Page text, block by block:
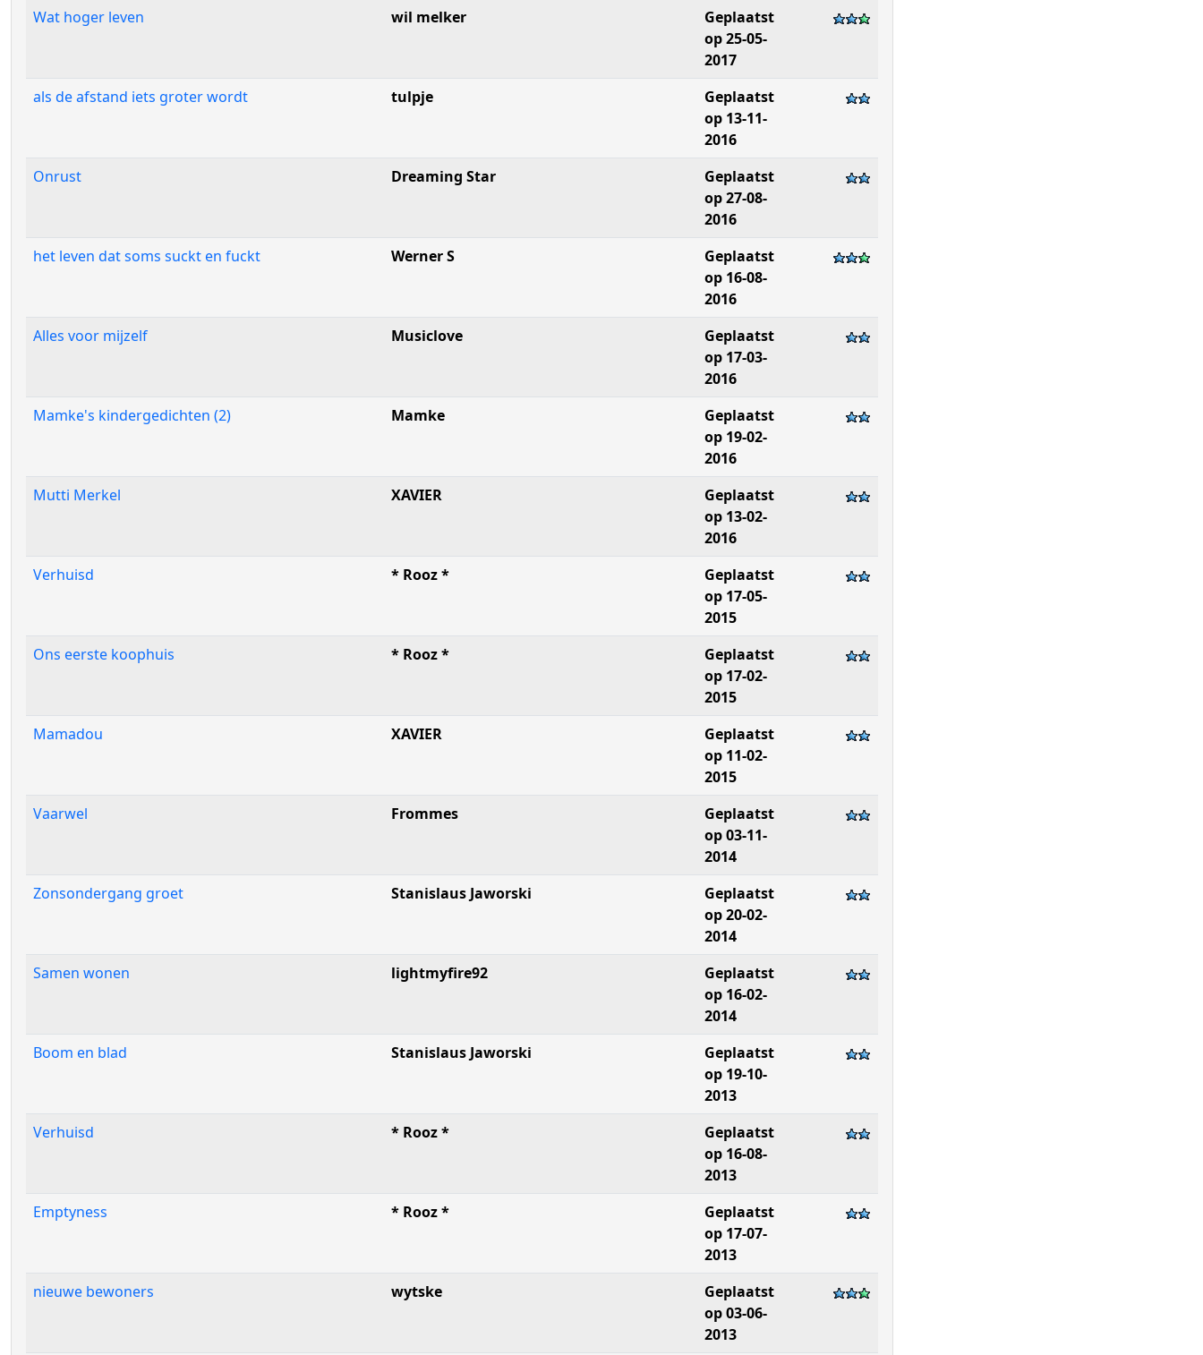
Wat hoger leven
wil melker
Geplaatst
op 25-05-
2017
als de afstand iets groter wordt
tulpje
Geplaatst
op 13-11-
2016
Onrust
Dreaming Star
Geplaatst
op 27-08-
2016
het leven dat soms suckt en fuckt
Werner S
Geplaatst
op 16-08-
2016
Alles voor mijzelf
Musiclove
Geplaatst
op 17-03-
2016
Mamke's kindergedichten (2)
Mamke
Geplaatst
op 19-02-
2016
Mutti Merkel
XAVIER
Geplaatst
op 13-02-
2016
Verhuisd
* Rooz *
Geplaatst
op 17-05-
2015
Ons eerste koophuis
* Rooz *
Geplaatst
op 17-02-
2015
Mamadou
XAVIER
Geplaatst
op 11-02-
2015
Vaarwel
Frommes
Geplaatst
op 03-11-
2014
Zonsondergang groet
Stanislaus Jaworski
Geplaatst
op 20-02-
2014
Samen wonen
lightmyfire92
Geplaatst
op 16-02-
2014
Boom en blad
Stanislaus Jaworski
Geplaatst
op 19-10-
2013
Verhuisd
* Rooz *
Geplaatst
op 16-08-
2013
Emptyness
* Rooz *
Geplaatst
op 17-07-
2013
nieuwe bewoners
wytske
Geplaatst
op 03-06-
2013